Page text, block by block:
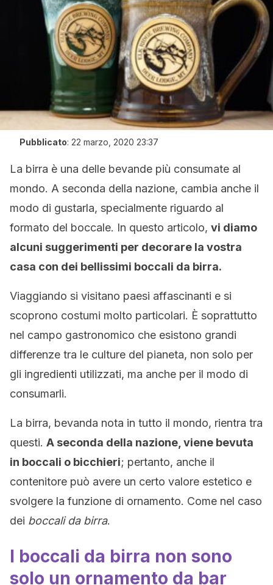
Pubblicato: 22 marzo, 2020 23:37
La birra è una delle bevande più consumate al
mondo. A seconda della nazione, cambia anche il
modo di gustarla, specialmente riguardo al
formato del boccale. In questo articolo, vi diamo
alcuni suggerimenti per decorare la vostra
casa con dei bellissimi boccali da birra.
Viaggiando si visitano paesi affascinanti e si
scoprono costumi molto particolari. È soprattutto
nel campo gastronomico che esistono grandi
differenze tra le culture del pianeta, non solo per
gli ingredienti utilizzati, ma anche per il modo di
consumarli.
La birra, bevanda nota in tutto il mondo, rientra tra
questi. A seconda della nazione, viene bevuta
in boccali o bicchieri; pertanto, anche il
contenitore può avere un certo valore estetico e
svolgere la funzione di ornamento. Come nel caso
dei boccali da birra.
I boccali da birra non sono
solo un ornamento da bar